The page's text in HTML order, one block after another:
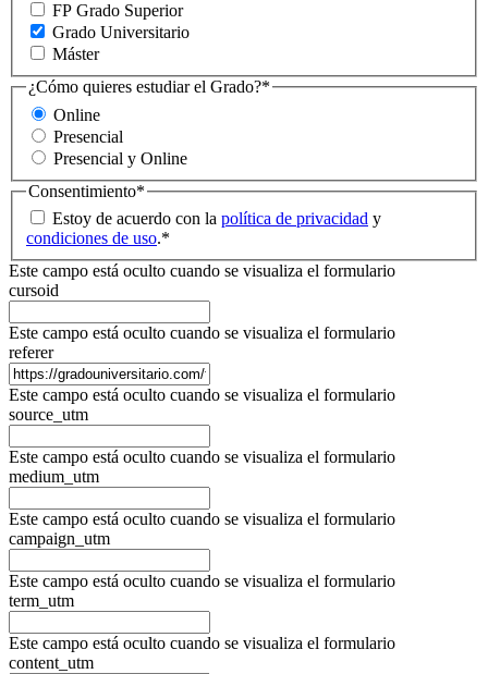
FP Grado Superior
Grado Universitario
Máster
¿Cómo quieres estudiar el Grado?*
Online
Presencial
Presencial y Online
Consentimiento*
Estoy de acuerdo con la política de privacidad y
condiciones de uso.*
Este campo está oculto cuando se visualiza el formulario
cursoid
Este campo está oculto cuando se visualiza el formulario
referer
Este campo está oculto cuando se visualiza el formulario
source_utm
Este campo está oculto cuando se visualiza el formulario
medium_utm
Este campo está oculto cuando se visualiza el formulario
campaign_utm
Este campo está oculto cuando se visualiza el formulario
term_utm
Este campo está oculto cuando se visualiza el formulario
content_utm